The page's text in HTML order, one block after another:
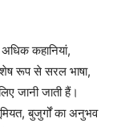
कहानियां,
रूप से सरल भाषा,
जानी जाती हैं।
बुजुर्गों का अनुभव